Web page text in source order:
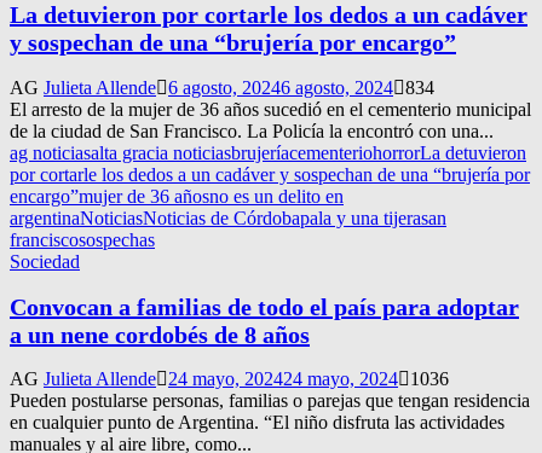
La detuvieron por cortarle los dedos a un cadáver
y sospechan de una “brujería por encargo”
AG Julieta Allende 6 agosto, 20246 agosto, 2024 834
El arresto de la mujer de 36 años sucedió en el cementerio municipal
de la ciudad de San Francisco. La Policía la encontró con una...
ag noticiasalta gracia noticiasbrujeríacementeriohorrorLa detuvieron
por cortarle los dedos a un cadáver y sospechan de una “brujería por
encargo”mujer de 36 añosno es un delito en
argentinaNoticiasNoticias de Córdobapala y una tijerasan
franciscosospechas
Sociedad
Convocan a familias de todo el país para adoptar
a un nene cordobés de 8 años
AG Julieta Allende 24 mayo, 202424 mayo, 2024
1036
Pueden postularse personas, familias o parejas que tengan residencia
en cualquier punto de Argentina. “El niño disfruta las actividades
manuales y al aire libre, como...